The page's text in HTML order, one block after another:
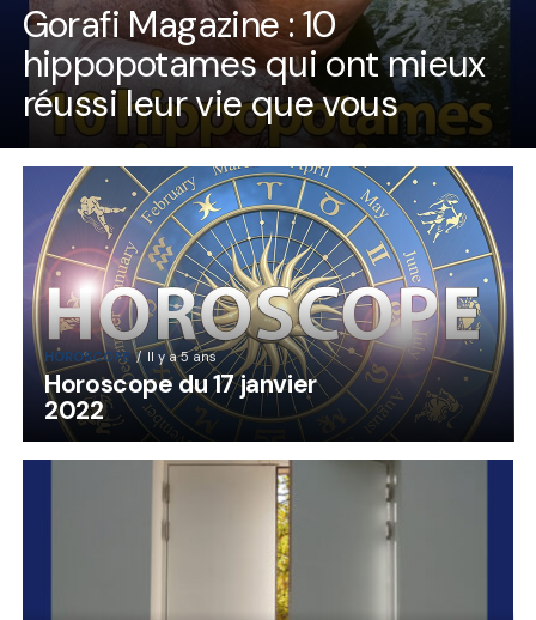
Gorafi Magazine : 10
hippopotames qui ont mieux
réussi leur vie que vous
HOROSCOPE Il y a 5 ans
Horoscope du 17 janvier
2022